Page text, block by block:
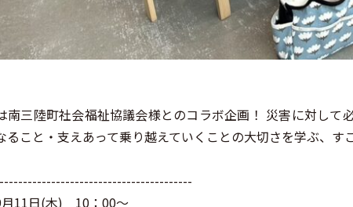
南三陸町社会福祉協議会様とのコラボ企画！ 災害に対し
ること・支えあって乗り越えていくことの大切さを学ぶ、す
月11日(木) 10：00～